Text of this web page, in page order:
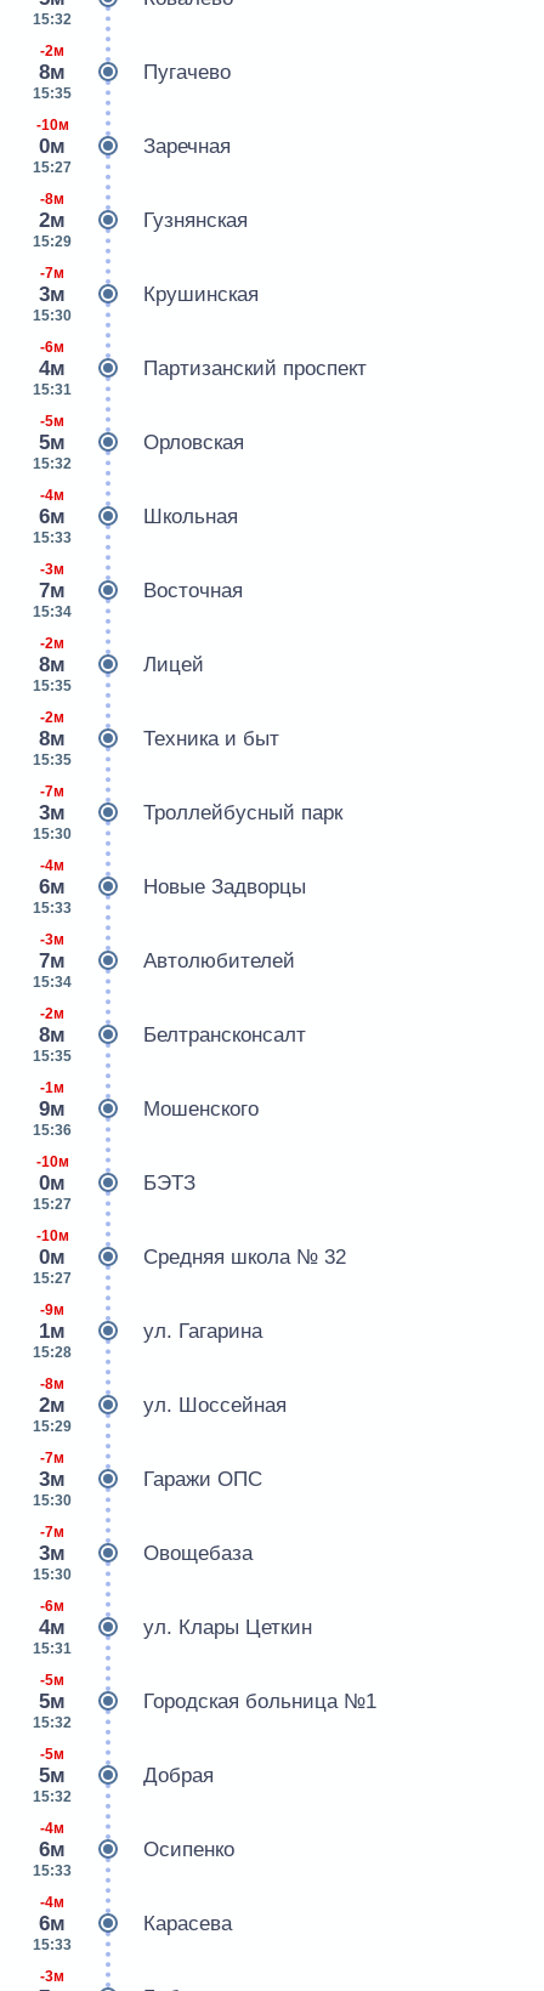
15:32
-2м
8м
15:35
Пугачево
-10м
0м
15:27
Заречная
-8м
2м
15:29
Гузнянская
-7м
3м
15:30
Крушинская
-6м
4м
15:31
Партизанский проспект
-5м
5м
15:32
Орловская
-4м
6м
15:33
Школьная
-3м
7м
15:34
Восточная
-2м
8м
15:35
Лицей
-2м
8м
15:35
Техника и быт
-7м
3м
15:30
Троллейбусный парк
-4м
6м
15:33
Новые Задворцы
-3м
7м
15:34
Автолюбителей
-2м
8м
15:35
Белтрансконсалт
-1м
9м
15:36
Мошенского
-10м
0м
15:27
БЭТЗ
-10м
0м
15:27
Средняя школа № 32
-9м
1м
15:28
ул. Гагарина
-8м
2м
15:29
ул. Шоссейная
-7м
3м
15:30
Гаражи ОПС
-7м
3м
15:30
Овощебаза
-6м
4м
15:31
ул. Клары Цеткин
-5м
5м
15:32
Городская больница №1
-5м
5м
15:32
Добрая
-4м
6м
15:33
Осипенко
-4м
6м
15:33
Карасева
-3м